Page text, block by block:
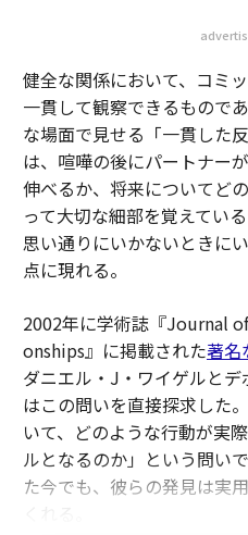
健全な関係において、コミ
一貫して観察できるもので
な場面で見せる「一貫した
は、喧嘩の後にパートナー
伸べるか、将来についてど
って大切な細部を覚えてい
思い通りにいかないときに
点に現れる。
2002年に学術誌『Journal
onships』に掲載された著名
ダニエル・J・ワイゲルと
はこの問いを直接探求した
いて、どのような行動が実
ルとなるのか」という問い
た今でも、彼らの発見は実